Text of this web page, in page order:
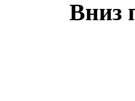
Вниз